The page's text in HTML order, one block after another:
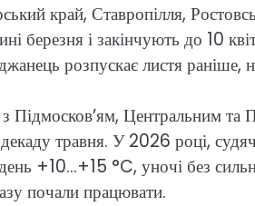
край, Ставропілля,
березня і закінчують до 10
розпускає листя раніше,
Підмосков’ям, Центральним та
травня. У 2026 році,
+10…+15 °C, уночі без
почали працювати.